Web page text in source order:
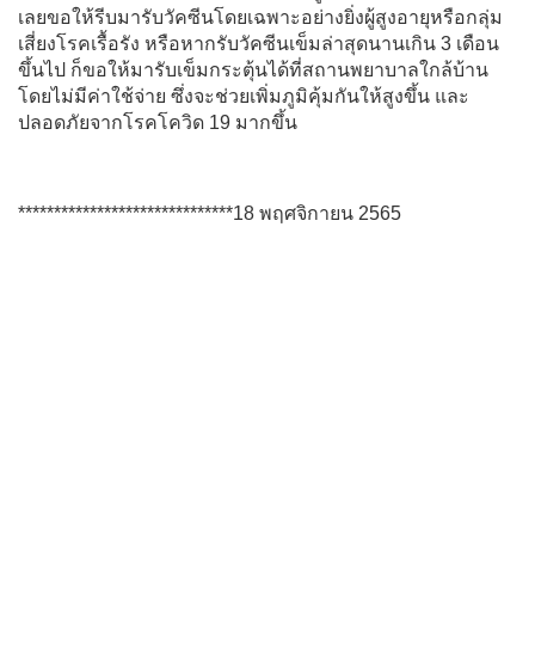
เลยขอให้รีบมารับวัคซีนโดยเฉพาะอย่างยิ่งผู้สูงอายุหรือกลุ่ม
เสี่ยงโรคเรื้อรัง หรือหากรับวัคซีนเข็มล่าสุดนานเกิน 3 เดือน
ขึ้นไป ก็ขอให้มารับเข็มกระตุ้นได้ที่สถานพยาบาลใกล้บ้าน
โดยไม่มีค่าใช้จ่าย ซึ่งจะช่วยเพิ่มภูมิคุ้มกันให้สูงขึ้น และ
ปลอดภัยจากโรคโควิด 19 มากขึ้น
******************************18 พฤศจิกายน 2565